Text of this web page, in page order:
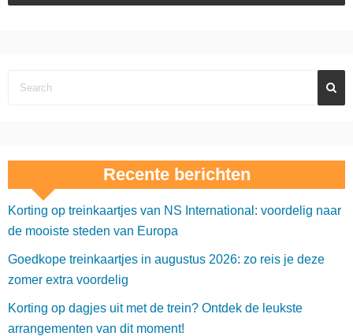
Recente berichten
Korting op treinkaartjes van NS International: voordelig naar
de mooiste steden van Europa
Goedkope treinkaartjes in augustus 2026: zo reis je deze
zomer extra voordelig
Korting op dagjes uit met de trein? Ontdek de leukste
arrangementen van dit moment!